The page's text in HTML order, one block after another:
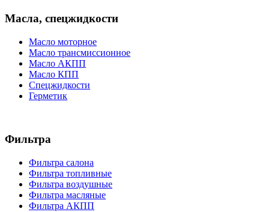
Масла, спецжидкости
Масло моторное
Масло трансмиссионное
Масло АКПП
Масло КПП
Спецжидкости
Герметик
Фильтра
Фильтра салона
Фильтра топливные
Фильтра воздушные
Фильтра масляные
Фильтра АКПП